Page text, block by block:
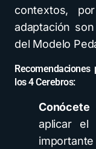
contextos,
adaptación
del Modelo
los 4 Cerebros:
aplicar el